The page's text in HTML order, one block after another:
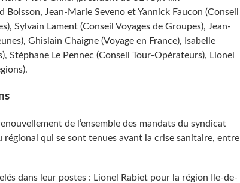
Boisson, Jean-Marie Seveno et Yannick Faucon (Conseil
Sylvain Lament (Conseil Voyages de Groupes), Jean-
Ghislain Chaigne (Voyage en France), Isabelle
Stéphane Le Pennec (Conseil Tour-Opérateurs), Lionel
de l’ensemble des mandats du syndicat
régional qui se sont tenues avant la crise sanitaire, entre
dans leur postes : Lionel Rabiet pour la région Ile-de-